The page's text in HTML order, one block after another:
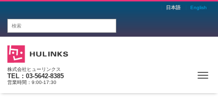
日本語 English
株式会社ヒューリンクス
TEL：03-5642-8385
営業時間：9:00-17:30